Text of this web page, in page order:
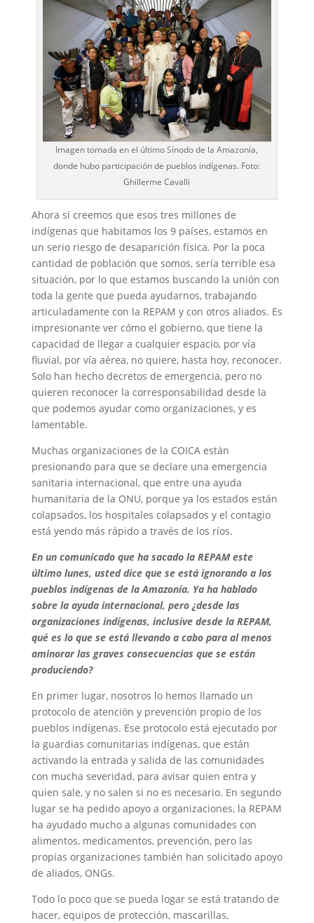
Imagen tomada en el último Sínodo de la Amazonía,
donde hubo participación de pueblos indígenas. Foto:
Ghillerme Cavalli
Ahora sí creemos que esos tres millones de
indígenas que habitamos los 9 países, estamos en
un serio riesgo de desaparición física. Por la poca
cantidad de población que somos, sería terrible esa
situación, por lo que estamos buscando la unión con
toda la gente que pueda ayudarnos, trabajando
articuladamente con la REPAM y con otros aliados. Es
impresionante ver cómo el gobierno, que tiene la
capacidad de llegar a cualquier espacio, por vía
fluvial, por vía aérea, no quiere, hasta hoy, reconocer.
Solo han hecho decretos de emergencia, pero no
quieren reconocer la corresponsabilidad desde la
que podemos ayudar como organizaciones, y es
lamentable.
Muchas organizaciones de la COICA están
presionando para que se declare una emergencia
sanitaria internacional, que entre una ayuda
humanitaria de la ONU, porque ya los estados están
colapsados, los hospitales colapsados y el contagio
está yendo más rápido a través de los ríos.
En un comunicado que ha sacado la REPAM este
último lunes, usted dice que se está ignorando a los
pueblos indígenas de la Amazonía. Ya ha hablado
sobre la ayuda internacional, pero ¿desde las
organizaciones indígenas, inclusive desde la REPAM,
qué es lo que se está llevando a cabo para al menos
aminorar las graves consecuencias que se están
produciendo?
En primer lugar, nosotros lo hemos llamado un
protocolo de atención y prevención propio de los
pueblos indígenas. Ese protocolo está ejecutado por
la guardias comunitarias indígenas, que están
activando la entrada y salida de las comunidades
con mucha severidad, para avisar quien entra y
quien sale, y no salen si no es necesario. En segundo
lugar se ha pedido apoyo a organizaciones, la REPAM
ha ayudado mucho a algunas comunidades con
alimentos, medicamentos, prevención, pero las
propias organizaciones también han solicitado apoyo
de aliados, ONGs.
Todo lo poco que se pueda logar se está tratando de
hacer, equipos de protección, mascarillas,